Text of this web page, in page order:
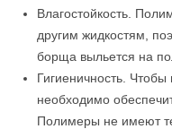
Влагостойкость.
другим жидкостям,
борща выльется на
Гигиеничность. Чтобы
необходимо
Полимеры не имеют